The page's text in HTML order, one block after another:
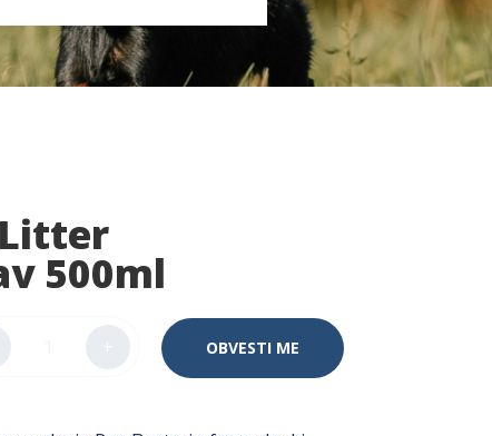
500ml
OBVESTI ME